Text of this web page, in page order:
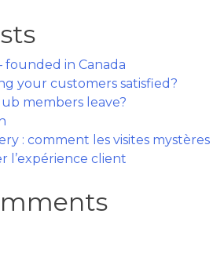
founded in Canada
your customers satisfied?
members leave?
: comment les visites mystères
l’expérience client